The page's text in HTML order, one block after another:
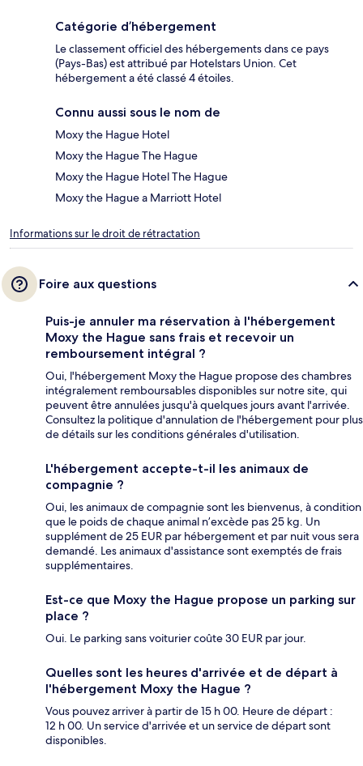
Catégorie d’hébergement
Le classement officiel des hébergements dans ce pays
(Pays-Bas) est attribué par Hotelstars Union. Cet
hébergement a été classé 4 étoiles.
Connu aussi sous le nom de
Moxy the Hague Hotel
Moxy the Hague The Hague
Moxy the Hague Hotel The Hague
Moxy the Hague a Marriott Hotel
Informations sur le droit de rétractation
Foire aux questions
Puis-je annuler ma réservation à l'hébergement
Moxy the Hague sans frais et recevoir un
remboursement intégral ?
Oui, l'hébergement Moxy the Hague propose des chambres
intégralement remboursables disponibles sur notre site, qui
peuvent être annulées jusqu'à quelques jours avant l'arrivée.
Consultez la politique d'annulation de l'hébergement pour plus
de détails sur les conditions générales d'utilisation.
L'hébergement accepte-t-il les animaux de
compagnie ?
Oui, les animaux de compagnie sont les bienvenus, à condition
que le poids de chaque animal n’excède pas 25 kg. Un
supplément de 25 EUR par hébergement et par nuit vous sera
demandé. Les animaux d'assistance sont exemptés de frais
supplémentaires.
Est-ce que Moxy the Hague propose un parking sur
place ?
Oui. Le parking sans voiturier coûte 30 EUR par jour.
Quelles sont les heures d'arrivée et de départ à
l'hébergement Moxy the Hague ?
Vous pouvez arriver à partir de 15 h 00. Heure de départ :
12 h 00. Un service d'arrivée et un service de départ sont
disponibles.